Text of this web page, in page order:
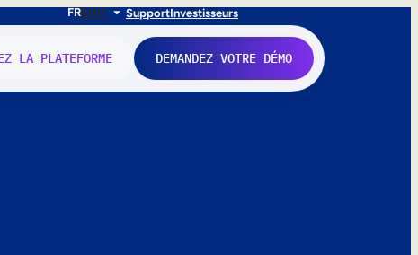
FRENIT SupportInvestisseurs
LA PLATEFORME DEMANDEZ VOTRE DÉMO